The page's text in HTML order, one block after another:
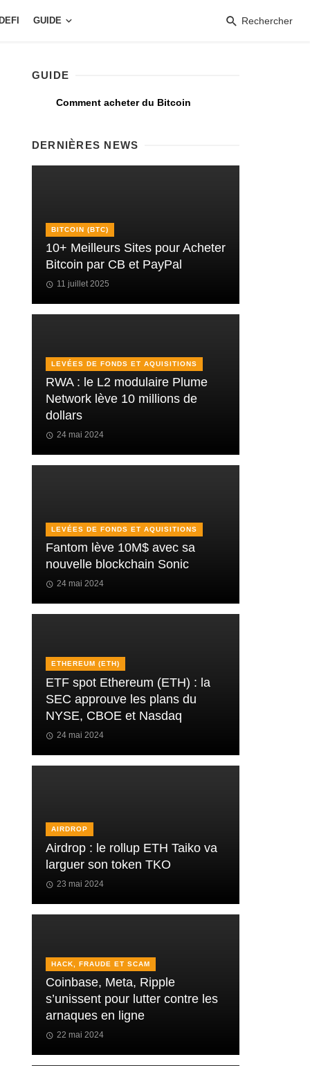
GUIDE Rechercher
GUIDE
Comment acheter du Bitcoin
DERNIÈRES NEWS
BITCOIN (BTC)
10+ Meilleurs Sites pour Acheter
Bitcoin par CB et PayPal
11 juillet 2025
LEVÉES DE FONDS ET AQUISITIONS
RWA : le L2 modulaire Plume
Network lève 10 millions de
dollars
24 mai 2024
LEVÉES DE FONDS ET AQUISITIONS
Fantom lève 10M$ avec sa
nouvelle blockchain Sonic
24 mai 2024
ETHEREUM (ETH)
ETF spot Ethereum (ETH) : la
SEC approuve les plans du
NYSE, CBOE et Nasdaq
24 mai 2024
AIRDROP
Airdrop : le rollup ETH Taiko va
larguer son token TKO
23 mai 2024
HACK, FRAUDE ET SCAM
Coinbase, Meta, Ripple
s’unissent pour lutter contre les
arnaques en ligne
22 mai 2024